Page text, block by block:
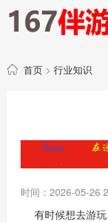
首页 > 行业知识
时间：2026-05-26
有时候想去游